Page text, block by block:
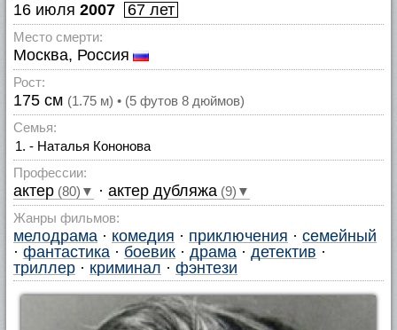
16 июля 2007 67 лет
Место смерти:
Москва, Россия
Рост:
175 см (1.75 м) • (5 футов 8 дюймов)
Семья:
- Наталья Кононова
Профессии:
актер (80)▼ · актер дубляжа (9)▼
Жанры фильмов:
мелодрама · комедия · приключения · семейный
· фантастика · боевик · драма · детектив ·
триллер · криминал · фэнтези